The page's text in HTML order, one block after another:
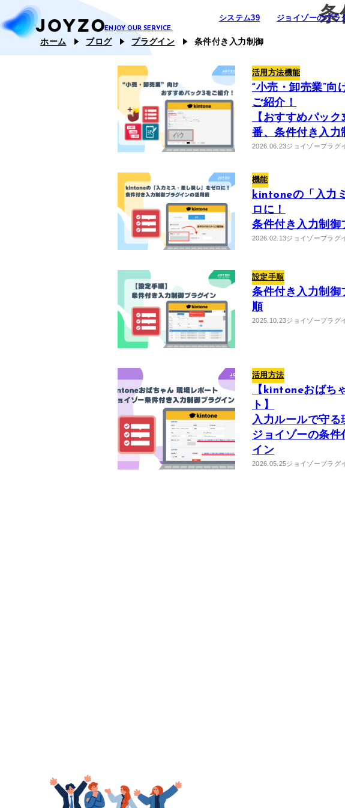
システム39
カスタム39
ジョイとも
ジョイゾーのプラ
条
ホーム ブログ プラグイン 条件付き入力制御
活用方法機能
“小売・卸売業”向
ご紹介！
【おすすめパッ
番、条件付き入力
2026.06.23ジョイゾープラグ
機能
kintoneの「入力
ロに！
条件付き入力制御
2026.02.13ジョイゾープラグ
設定手順
条件付き入力制御
順
2025.10.23ジョイゾープラグ
活用方法
【kintoneおばち
ト】
入力ルールで守る
ジョイゾーの条
イン
2026.05.25ジョイゾープラグ